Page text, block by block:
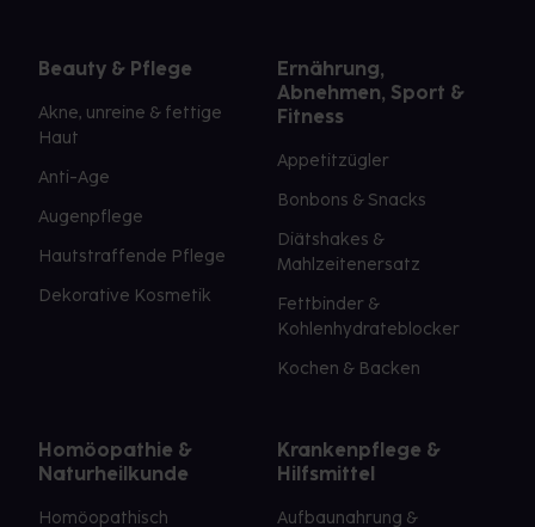
Beauty & Pflege
Akne, unreine & fettige
Haut
Anti-Age
Augenpflege
Hautstraffende Pflege
Dekorative Kosmetik
Ernährung,
Abnehmen, Sport &
Fitness
Appetitzügler
Bonbons & Snacks
Diätshakes &
Mahlzeitenersatz
Fettbinder &
Kohlenhydrateblocker
Kochen & Backen
Homöopathie &
Naturheilkunde
Homöopathisch
Krankenpflege &
Hilfsmittel
Aufbaunahrung &